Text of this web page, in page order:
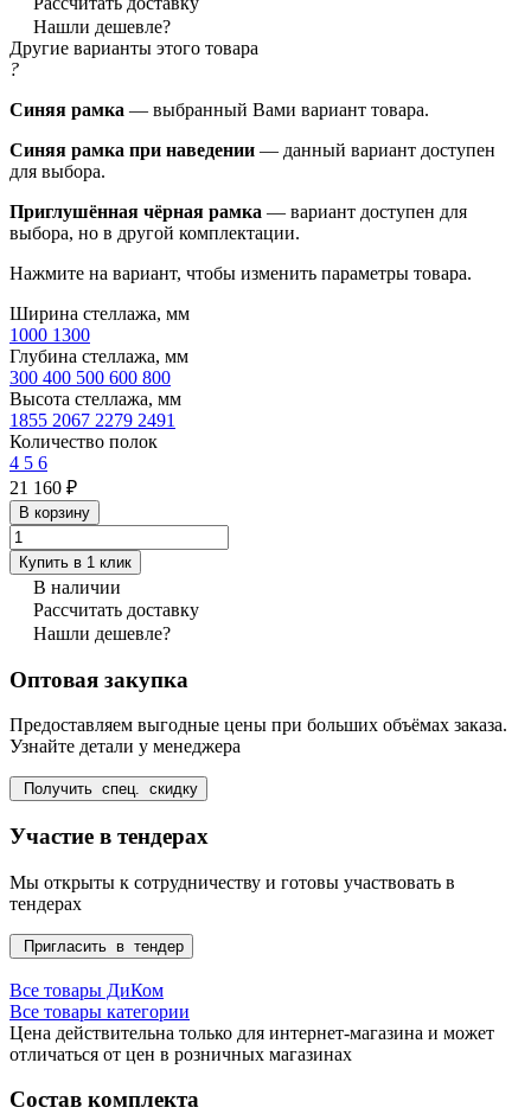
Нашли дешевле?
Другие варианты этого товара
?
Синяя рамка — выбранный Вами вариант товара.
Синяя рамка при наведении — данный вариант доступен
для выбора.
Приглушённая чёрная рамка — вариант доступен для
выбора, но в другой комплектации.
Нажмите на вариант, чтобы изменить параметры товара.
Ширина стеллажа, мм
1000 1300
Глубина стеллажа, мм
300 400 500 600 800
Высота стеллажа, мм
1855 2067 2279 2491
Количество полок
4 5 6
21 160 ₽
В корзину
Купить в 1 клик
В наличии
Рассчитать доставку
Нашли дешевле?
Оптовая закупка
Предоставляем выгодные цены при больших объёмах заказа.
Узнайте детали у менеджера
Получить спец. скидку
Участие в тендерах
Мы открыты к сотрудничеству и готовы участвовать в
тендерах
Пригласить в тендер
Все товары ДиКом
Все товары категории
Цена действительна только для интернет-магазина и может
отличаться от цен в розничных магазинах
Состав комплекта